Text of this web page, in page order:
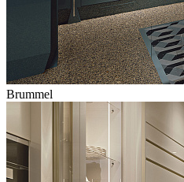
Brummel